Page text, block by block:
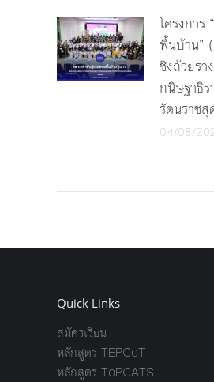
โครงการ
พื้นบ้าน”
ชิงถ้วยรา
กนิษฐาธิร
รัตนราช
04/08/
Quick Links
สมัครเรียน
หลักสูตร TEPCoT
หลักสูตร ToPCATS